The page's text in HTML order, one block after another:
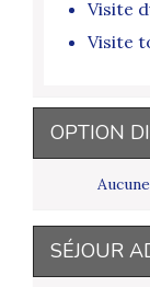
Visite
Visite
OPTION
SÉJOUR